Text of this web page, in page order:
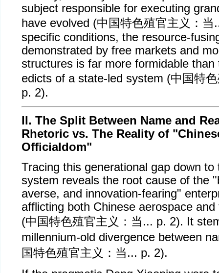
subject responsible for executing
have evolved (中国特色殖官主义：当
specific conditions, the resource-
demonstrated by free markets and
structures is far more formidable than
edicts of a state-led system (中国特
p. 2).
II. The Split Between Name and
Rhetoric vs. The Reality of
Officialdom"
Tracing this generational gap down
system reveals the root cause of the
averse, and innovation-fearing"
afflicting both Chinese aerospace
(中国特色殖官主义：当... p. 2). It
millennium-old divergence between
国特色殖官主义：当... p. 2).